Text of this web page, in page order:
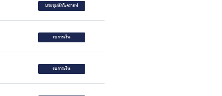
ประชุมนักวิเคราะห์
งบการเงิน
งบการเงิน